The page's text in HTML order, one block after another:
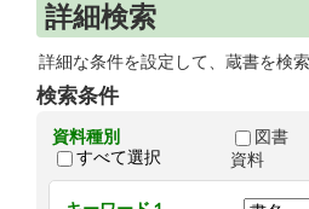
詳細検索
詳細な条件を設定して、蔵書を検
検索条件
資料種別
すべて選択
図書
資料